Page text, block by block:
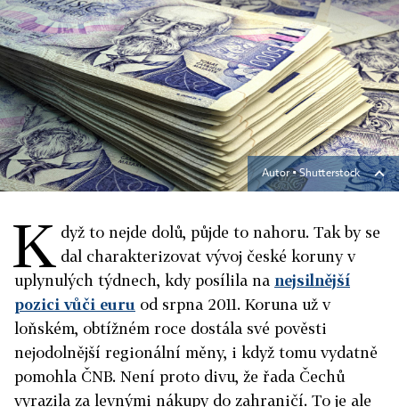
Autor ▪Shutterstock
K dyž to nejde dolů, půjde to nahoru. Tak by se
dal charakterizovat vývoj české koruny v
uplynulých týdnech, kdy posílila na nejsilnější
pozici vůči euru od srpna 2011. Koruna už v
loňském, obtížném roce dostála své pověsti
nejodolnější regionální měny, i když tomu vydatně
pomohla ČNB. Není proto divu, že řada Čechů
vyrazila za levnými nákupy do zahraničí. To je ale